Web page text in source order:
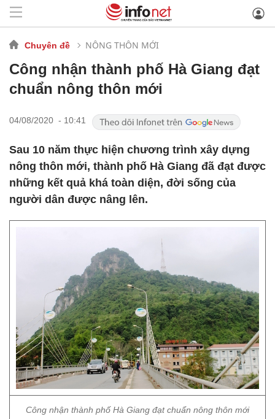
Chuyên đề NÔNG THÔN MỚI
Công nhận thành phố Hà Giang đạt
chuẩn nông thôn mới
04/08/2020 - 10:41
Sau 10 năm thực hiện chương trình xây dựng
nông thôn mới, thành phố Hà Giang đã đạt được
những kết quả khá toàn diện, đời sống của
người dân được nâng lên.
Công nhận thành phố Hà Giang đạt chuẩn nông thôn mới